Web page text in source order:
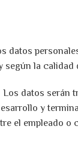
datos
según la calidad
datos serán
y
el empleado o